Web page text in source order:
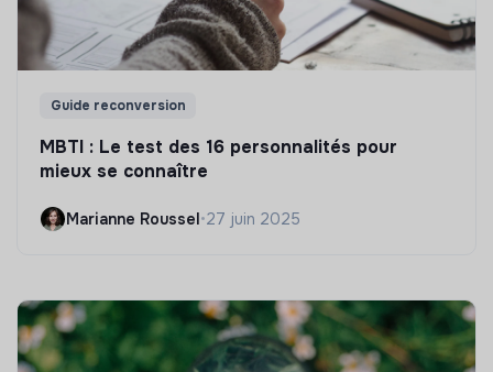
Guide reconversion
MBTI : Le test des 16 personnalités pour
mieux se connaître
Marianne Roussel•27 juin 2025